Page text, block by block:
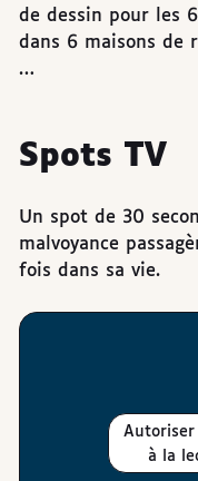
de dessin pour les
dans 6 maisons de
…
Spots TV
Un spot de 30
malvoyance
fois dans sa vie.
Autoriser les cookies nécessaires
à la